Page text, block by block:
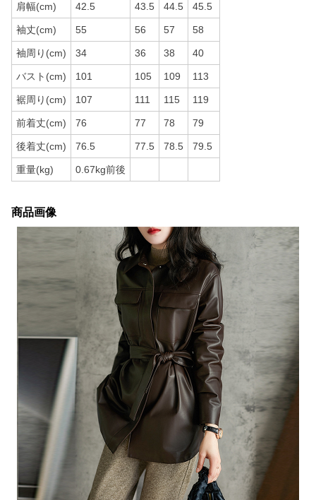
肩幅(cm) 42.5 43.5 44.5 45.5
袖丈(cm) 55 56 57 58
袖周り(cm) 34 36 38 40
バスト(cm) 101 105 109 113
裾周り(cm) 107 111 115 119
前着丈(cm) 76 77 78 79
後着丈(cm) 76.5 77.5 78.5 79.5
重量(kg) 0.67kg前後
商品画像